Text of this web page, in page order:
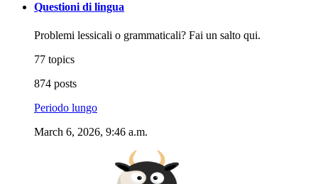
Questioni di lingua
Problemi lessicali o grammaticali? Fai un salto qui.
77 topics
874 posts
Periodo lungo
March 6, 2026, 9:46 a.m.